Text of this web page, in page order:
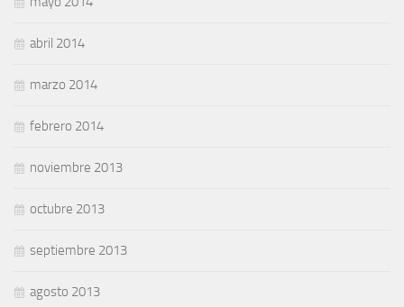
abril 2014
marzo 2014
febrero 2014
noviembre 2013
octubre 2013
septiembre 2013
agosto 2013